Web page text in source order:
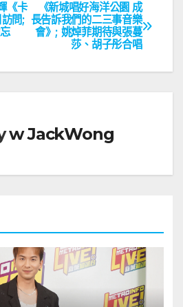
《新城唱好海洋公園 成
長告訴我們的二三事音樂
會》; 姚焯菲期待與張蔓
莎、胡子彤合唱
《卡
問;
w JackWong